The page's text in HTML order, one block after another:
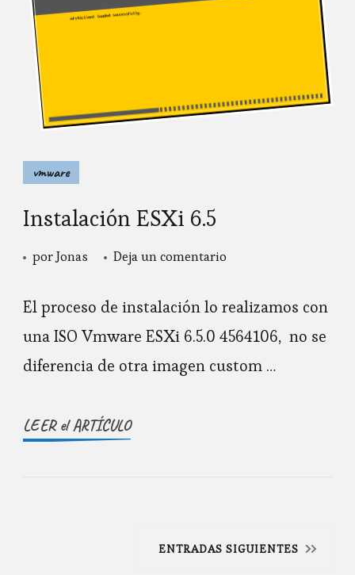
vmware
Instalación ESXi 6.5
porJonas Deja un comentario
ESXi
6.5
El proceso de instalación lo realizamos con
una ISO Vmware ESXi 6.5.0 4564106, no se
diferencia de otra imagen custom …
LEER el ARTÍCULO
NavegaciónENTRADAS SIGUIENTES